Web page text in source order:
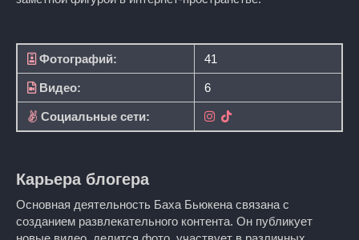
Фотографий: 41
Видео: 6
Социальные сети:
Карьера блогера
Основная деятельность Баха Бьюкена связана с
созданием развлекательного контента. Он публикует